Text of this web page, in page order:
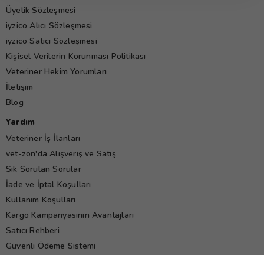
Üyelik Sözleşmesi
iyzico Alıcı Sözleşmesi
iyzico Satıcı Sözleşmesi
Kişisel Verilerin Korunması Politikası
Veteriner Hekim Yorumları
İletişim
Blog
Yardım
Veteriner İş İlanları
vet-zon'da Alışveriş ve Satış
Sık Sorulan Sorular
İade ve İptal Koşulları
Kullanım Koşulları
Kargo Kampanyasının Avantajları
Satıcı Rehberi
Güvenli Ödeme Sistemi